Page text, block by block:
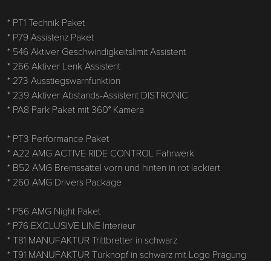
* PT1 Technik Paket
* P79 Assistenz Paket
* 546 Aktiver Geschwindigkeitslimit Assistent
* 266 Aktiver Lenk Assistent
* 273 Ausstiegswarnfunktion
* 239 Aktiver Abstands-Assistent DISTRONIC
* PA8 Park Paket mit 360° Kamera
* PT3 Performance Paket
* A22 AMG ACTIVE RIDE CONTROL Fahrwerk
* B52 AMG Bremssättel vorn und hinten in rot lackiert
* 260 AMG Drivers Package
* P56 AMG Night Paket
* P76 EXCLUSIVE LINE Interieur
* T81 MANUFAKTUR Trittbretter in schwarz
* T91 MANUFAKTUR Türknopf in schwarz mit Logo Prägung